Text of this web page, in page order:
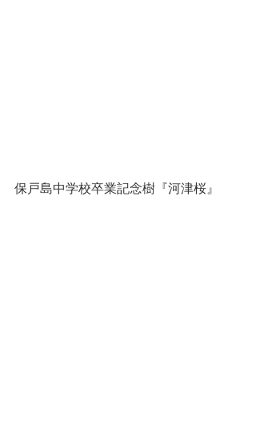
保戸島中学校卒業記念樹『河津桜』